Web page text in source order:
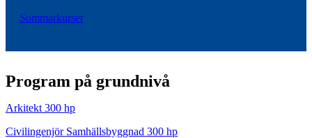
Sommarkurser
Program på grundnivå
Arkitekt 300 hp
Civilingenjör Samhällsbyggnad 300 hp